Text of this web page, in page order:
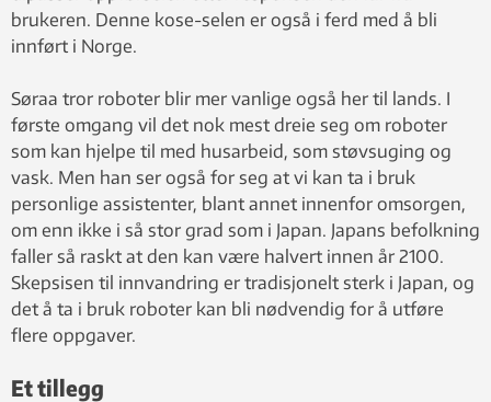
brukeren. Denne kose-selen er også i ferd med å bli
innført i Norge.
Søraa tror roboter blir mer vanlige også her til lands. I
første omgang vil det nok mest dreie seg om roboter
som kan hjelpe til med husarbeid, som støvsuging og
vask. Men han ser også for seg at vi kan ta i bruk
personlige assistenter, blant annet innenfor omsorgen,
om enn ikke i så stor grad som i Japan. Japans befolkning
faller så raskt at den kan være halvert innen år 2100.
Skepsisen til innvandring er tradisjonelt sterk i Japan, og
det å ta i bruk roboter kan bli nødvendig for å utføre
flere oppgaver.
Et tillegg